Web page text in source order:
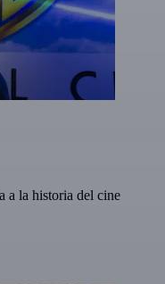
a la historia del cine